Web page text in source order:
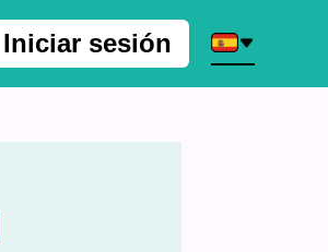
Iniciar sesión